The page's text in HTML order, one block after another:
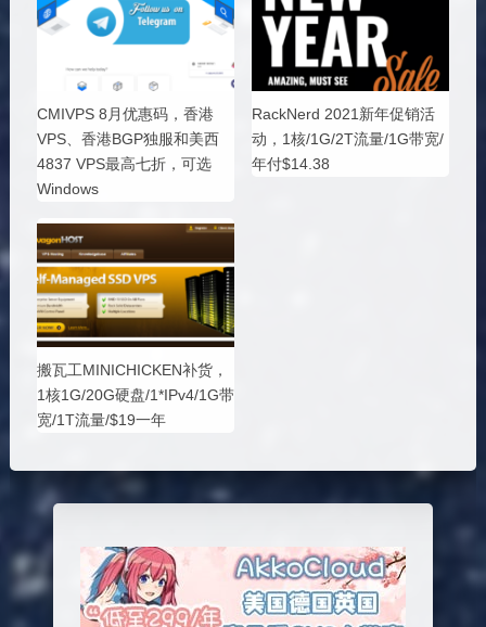
CMIVPS 8月优惠码，香港
VPS、香港BGP独服和美西
4837 VPS最高七折，可选
Windows
RackNerd 2021新年促销活
动，1核/1G/2T流量/1G带宽/
年付$14.38
搬瓦工MINICHICKEN补货，
1核1G/20G硬盘/1*IPv4/1G带
宽/1T流量/$19一年